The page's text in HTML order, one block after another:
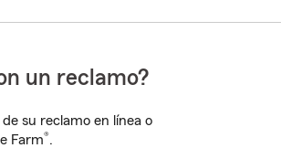
un reclamo?
su reclamo en línea o
Farm®.